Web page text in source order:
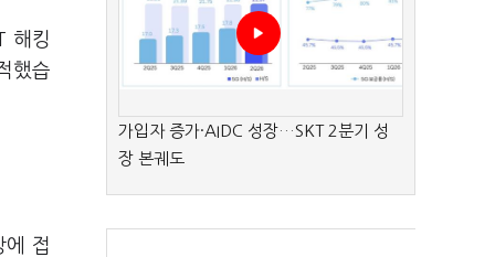
해킹
했습
에 접
가입자 증가·AIDC 성장…SKT 2분기 성
장 본궤도